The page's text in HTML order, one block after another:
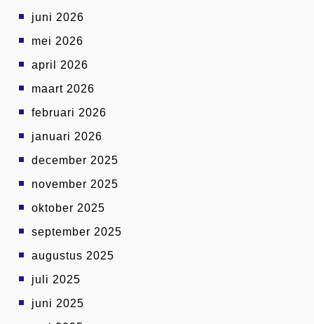
juni 2026
mei 2026
april 2026
maart 2026
februari 2026
januari 2026
december 2025
november 2025
oktober 2025
september 2025
augustus 2025
juli 2025
juni 2025